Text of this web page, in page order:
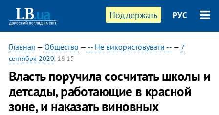
Поддержать РУС
Главная — Общество — -- Не використовувати --— 7
сентября 2020, 18:15
Власть поручила сосчитать школы и
детсады, работающие в красной
зоне, и наказать виновных